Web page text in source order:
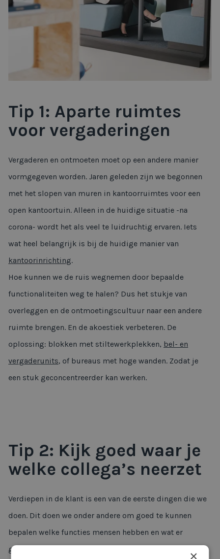
Tip 1: Aparte ruimtes
voor vergaderingen
Vergaderen en ontmoeten moet op een andere manier
vormgegeven worden. Jaren geleden zijn we begonnen
met het slopen van muren in kantoorruimtes voor een
open kantoortuin. Alleen in de huidige situatie -na
corona- wordt het als veel te luidruchtig ervaren. Iets
wat heel belangrijk is bij de huidige manier van
kantoorinrichting.
Hoe kunnen we de ruis wegnemen door bepaalde
functionaliteiten weg te halen? Dus het stukje van
overleggen en de ontmoetingscultuur naar een andere
ruimte brengen. En de akoestiek verbeteren. De
oplossing: blokken met stiltewerkplekken, bel- en
vergaderunits, of bureaus met hoge wanden. Zodat je
een stuk geconcentreerder kan werken.
Tip 2: Kijk goed waar je
welke collega’s neerzet
Verdiepen in de klant is een van de eerste dingen die we
doen. Dit doen we onder andere om goed te kunnen
bepalen welke functies mensen hebben en wat er
gebeurt op de werkvloer. Moet je de hele tijd aan de